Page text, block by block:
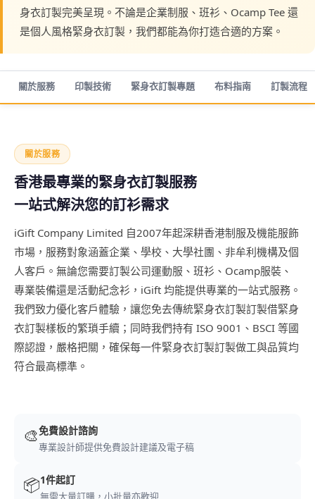
身衣訂製完美呈現。不論是企業制服、班衫、Ocamp Tee 還
是個人風格緊身衣訂製，我們都能為你打造合適的方案。
關於服務 印製技術 緊身衣訂製專題 布料指南 訂製流程
關於服務
香港最專業的緊身衣訂製服務
一站式解決您的訂衫需求
iGift Company Limited 自2007年起深耕香港制服及機能服飾
市場，服務對象涵蓋企業、學校、大學社團、非牟利機構及個
人客戶。無論您需要訂製公司運動服、班衫、Ocamp服裝、
專業裝備還是活動紀念衫，iGift 均能提供專業的一站式服務。
我們致力優化客戶體驗，讓您免去傳統緊身衣訂製訂製借緊身
衣訂製樣板的繁瑣手續；同時我們持有 ISO 9001、BSCI 等國
際認證，嚴格把關，確保每一件緊身衣訂製訂製做工與品質均
符合最高標準。
🎨免費設計諮詢
專業設計師提供免費設計建議及電子稿
📦1件起訂
無需大量訂購，小批量亦歡迎